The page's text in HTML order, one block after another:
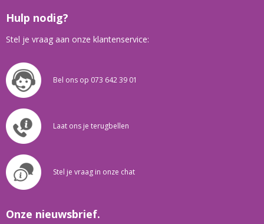
Hulp nodig?
Stel je vraag aan onze klantenservice:
Bel ons op 073 642 39 01
Laat ons je terugbellen
Stel je vraag in onze chat
Onze nieuwsbrief.